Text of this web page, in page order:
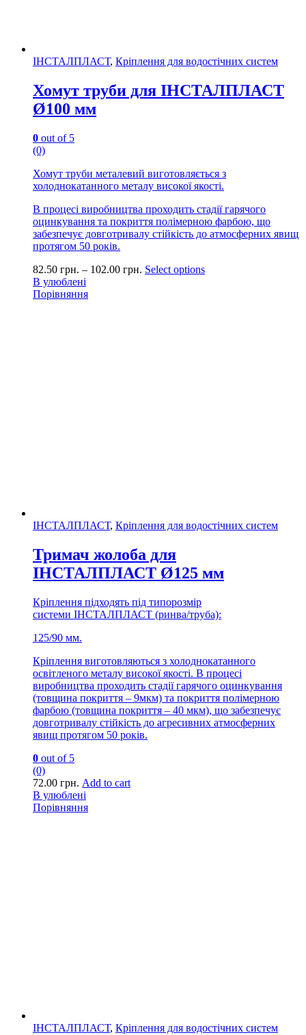
ІНСТАЛПЛАСТ, Кріплення для водостічних систем
Хомут труби для ІНСТАЛПЛАСТ
Ø100 мм
0 out of 5
(0)
Хомут труби металевий виготовляється з
холоднокатанного металу високої якості.
В процесі виробництва проходить стадії гарячого
оцинкування та покриття полімерною фарбою, що
забезпечує довготривалу стійкість до атмосферних явищ
протягом 50 років.
82.50 грн. – 102.00 грн. Select options
В улюблені
Порівняння
ІНСТАЛПЛАСТ, Кріплення для водостічних систем
Тримач жолоба для
ІНСТАЛПЛАСТ Ø125 мм
Кріплення підходять під типорозмір
системи ІНСТАЛПЛАСТ (ринва/труба):
125/90 мм.
Кріплення виготовляються з холоднокатанного
освітленого металу високої якості. В процесі
виробництва проходить стадії гарячого оцинкування
(товщина покриття – 9мкм) та покриття полімерною
фарбою (товщина покриття – 40 мкм), що забезпечує
довготривалу стійкість до агресивних атмосферних
явищ протягом 50 років.
0 out of 5
(0)
72.00 грн. Add to cart
В улюблені
Порівняння
ІНСТАЛПЛАСТ, Кріплення для водостічних систем